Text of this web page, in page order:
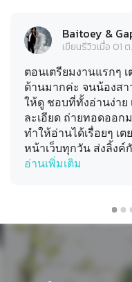
Baitoey &
เขียนรีวิวเมื่อ 01
ตอนเตรียมงานแรกๆ
ด้านมากค่ะ จนน้องสา
ให้ดู ชอบที่ทั้งอ่านง่าย
ละเอียด ถ่ายทอดออก
ทำให้อ่านได้เรื่อยๆ เต
หน้าเว็บทุกวัน ส่งลิ้งค์
สนุกสนานเลยค่ะ
อ่านเพิ่มเติม
Slide 1 of 10